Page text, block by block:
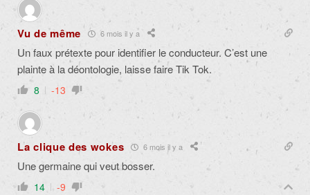
Vu de même 6 mois il y a
Un faux prétexte pour identifier le conducteur. C’est une
plainte à la déontologie, laisse faire Tik Tok.
8 -13
La clique des wokes 6 mois il y a
Une germaine qui veut bosser.
14 -9